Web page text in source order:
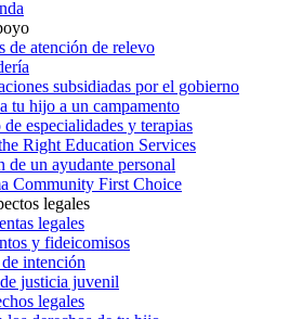
de atención de relevo
subsidiadas por el gobierno
tu hijo a un campamento
especialidades y terapias
Right Education Services
de un ayudante personal
Community First Choice
legales
legales
y fideicomisos
intención
justicia juvenil
legales